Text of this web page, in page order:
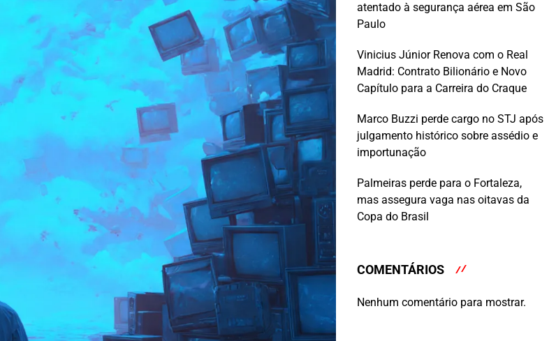
atentado à segurança aérea em São
Paulo
Vinicius Júnior Renova com o Real
Madrid: Contrato Bilionário e Novo
Capítulo para a Carreira do Craque
Marco Buzzi perde cargo no STJ após
julgamento histórico sobre assédio e
importunação
Palmeiras perde para o Fortaleza,
mas assegura vaga nas oitavas da
Copa do Brasil
COMENTÁRIOS
Nenhum comentário para mostrar.